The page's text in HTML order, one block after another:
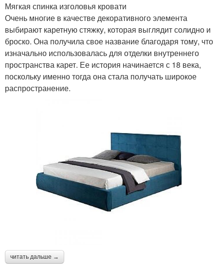
Мягкая спинка изголовья кровати
Очень многие в качестве декоративного элемента
выбирают каретную стяжку, которая выглядит солидно и
броско. Она получила свое название благодаря тому, что
изначально использовалась для отделки внутреннего
пространства карет. Ее история начинается с 18 века,
поскольку именно тогда она стала получать широкое
распространение.
читать дальше →